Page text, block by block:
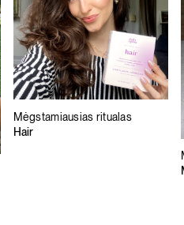
Mėgstamiausias ritualas
Hair